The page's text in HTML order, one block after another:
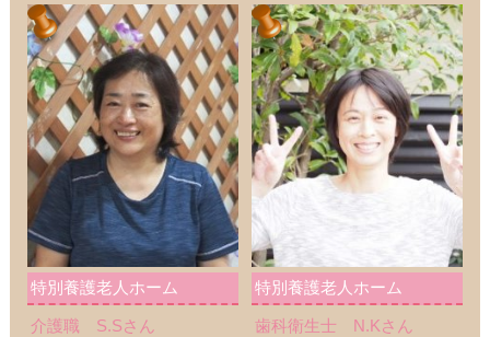
特別養護老人ホーム
介護職 S.Sさん
特別養護老人ホーム
歯科衛生士 N.Kさん